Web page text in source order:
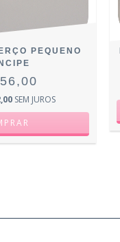
PEQUENO
SEM JUROS